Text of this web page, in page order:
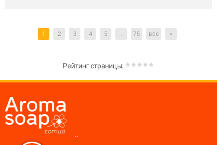
1 2 3 4 5 ... 75 все »
Рейтинг страницы:
Все для мыловарения,